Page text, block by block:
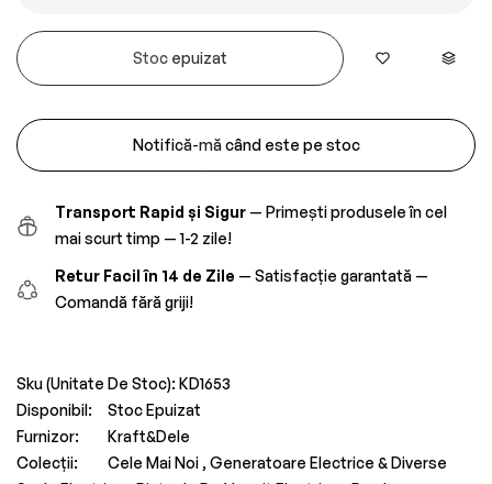
Stoc epuizat
Notifică-mă când este pe stoc
Transport Rapid și Sigur — Primești produsele în cel
mai scurt timp — 1-2 zile!
Retur Facil în 14 de Zile — Satisfacție garantată —
Comandă fără griji!
Sku (Unitate De Stoc): KD1653
Disponibil:
Stoc Epuizat
Furnizor:
Kraft&Dele
Colecții:
Cele Mai Noi , Generatoare Electrice & Diverse